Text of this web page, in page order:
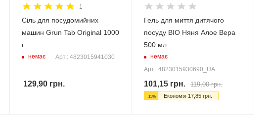
1
Сіль для посудомийних
машин Grun Tab Original 1000
г
немає Арт.: 4823015941030
129,90грн.
Гель для миття дитячого
посуду BIO Няня Алое Вера
500 мл
немає
Арт.: 4823015930690_UA
101,15грн. 119,00грн.
-15% Економія 17,85грн.